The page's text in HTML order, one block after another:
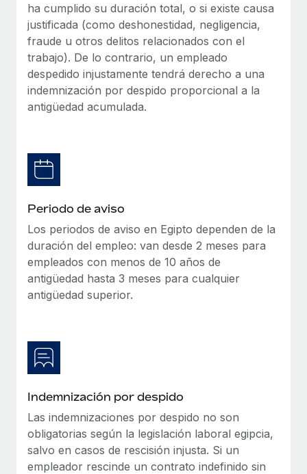
Comprobaciones de antecedentes
Simplifica los procesos de cribado de candidatos.
Cumplimiento normativo
Adelántate a los riesgos de cumplimiento
en todo el mundo.
Abre entidades conforme a la legalidad enseguida.
Movilidad y reubicación
Reubica a los empleados con facilidad.
Prestaciones
Gestiona las prestaciones de los empleados sin
Nómina global
EOR y PEO
Contractor Management
Impuestos
BLOG
Novedades de producto de Remote:
Integraciones con Gusto y Xero y Contractor
Management Plus
La misión de Remote sigue siendo ayudar a empresas de
todos los tamaños a contratar, gestionar y...
Más información
Pento se convierte en un empleador equitativo
con Remote
semanas en hacerlo manualmente y, al mes...
Más información
ha cumplido su duración total, o si existe causa
justificada (como deshonestidad, negligencia,
fraude u otros delitos relacionados con el
trabajo). De lo contrario, un empleado
despedido injustamente tendrá derecho a una
indemnización por despido proporcional a la
antigüedad acumulada.
Periodo de aviso
Los periodos de aviso en Egipto dependen de la
duración del empleo: van desde 2 meses para
empleados con menos de 10 años de
antigüedad hasta 3 meses para cualquier
antigüedad superior.
Indemnización por despido
Las indemnizaciones por despido no son
obligatorias según la legislación laboral egipcia,
salvo en casos de rescisión injusta. Si un
empleador rescinde un contrato indefinido sin